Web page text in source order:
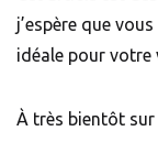
j’espère que
idéale pour votre
À très bientôt sur